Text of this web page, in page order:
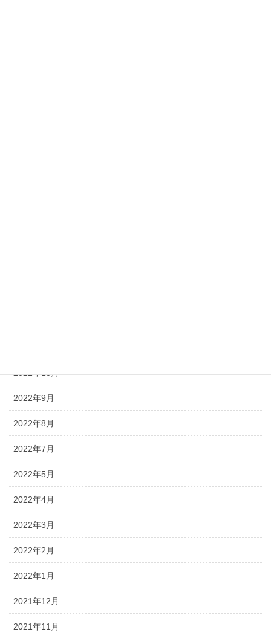
2022年10月
2022年9月
2022年8月
2022年7月
2022年5月
2022年4月
2022年3月
2022年2月
2022年1月
2021年12月
2021年11月